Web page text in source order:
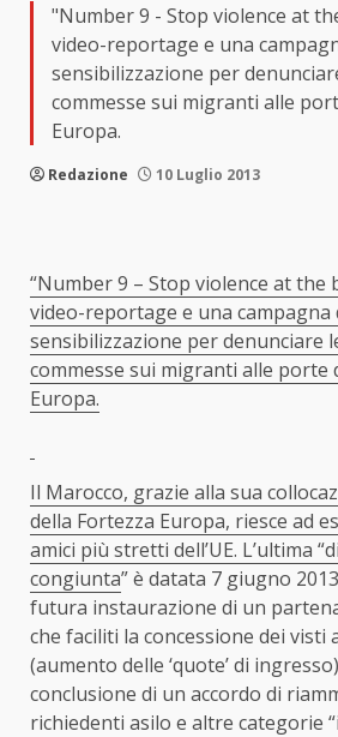
"Number 9 - Stop violence at
video-reportage e una
sensibilizzazione per
commesse sui migranti alle
Europa.
Redazione 10 Luglio 2013
“Number 9 – Stop violence at the
video-reportage e una campagna
sensibilizzazione per denunciare
commesse sui migranti alle porte
Europa.
Il Marocco, grazie alla sua
della Fortezza Europa, riesce ad
amici più stretti dell’UE. L’ultima “
congiunta” è datata 7 giugno
futura instaurazione di un
che faciliti la concessione dei visti
(aumento delle ‘quote’ di
conclusione di un accordo di
richiedenti asilo e altre categorie